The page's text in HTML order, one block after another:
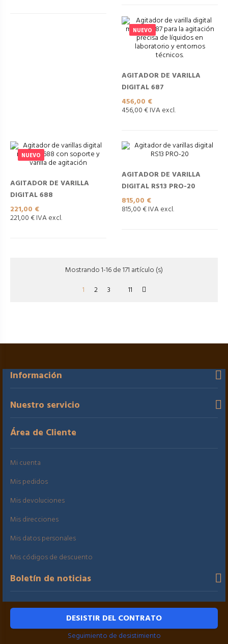
NUEVO
AGITADOR DE VARILLA
DIGITAL 687
Precio
456,00 €
456,00 € IVA excl.
NUEVO
AGITADOR DE VARILLA
DIGITAL 688
Precio
221,00 €
221,00 € IVA excl.
AGITADOR DE VARILLA
DIGITAL RS13 PRO-20
Precio
815,00 €
815,00 € IVA excl.
Mostrando 1-16 de 171 artículo (s)
1
2 3 11
Información
Nuestro servicio
Área de Cliente
Mi cuenta
Mis pedidos
Mis devoluciones
Mis direcciones
Mis datos personales
Mis códigos de descuento
Boletín de noticias
DESISTIR DEL CONTRATO
Seguimiento de desistimiento